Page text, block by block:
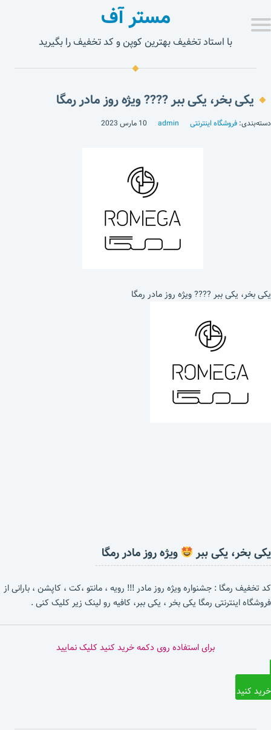
مستر آف
با استاد تخفیف بهترین کوپن و کد تخفیف را بگیرید
یکی بخر، یکی ببر ???? ویژه روز مادر رمگا
دسته‌بندی: فروشگاه اینترنتی admin 10 مارس 2023
یکی بخر، یکی ببر ???? ویژه روز مادر رمگا
یکی بخر، یکی ببر ویژه روز مادر رمگا
کد تخفیف رمگا : جشنواره ویژه روز مادر !!! رویه ، مانتو ،کت ، کاپشن ، بارانی از
فروشگاه اینترنتی رمگا یکی بخر ، یکی ببر، کافیه رو لینک زیر کلیک کنی .
برای استفاده روی دکمه خرید کنید کلیک نمایید
خرید کنید